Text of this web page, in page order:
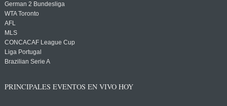
German 2 Bundesliga
WTA Toronto
AFL
MLS
CONCACAF League Cup
Liga Portugal
Brazilian Serie A
PRINCIPALES EVENTOS EN VIVO HOY